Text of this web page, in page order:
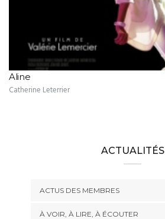
Aline
Catherine Leterrier
ACTUALITÉS
ACTUS DES MEMBRES
À VOIR, À LIRE, À ÉCOUTER